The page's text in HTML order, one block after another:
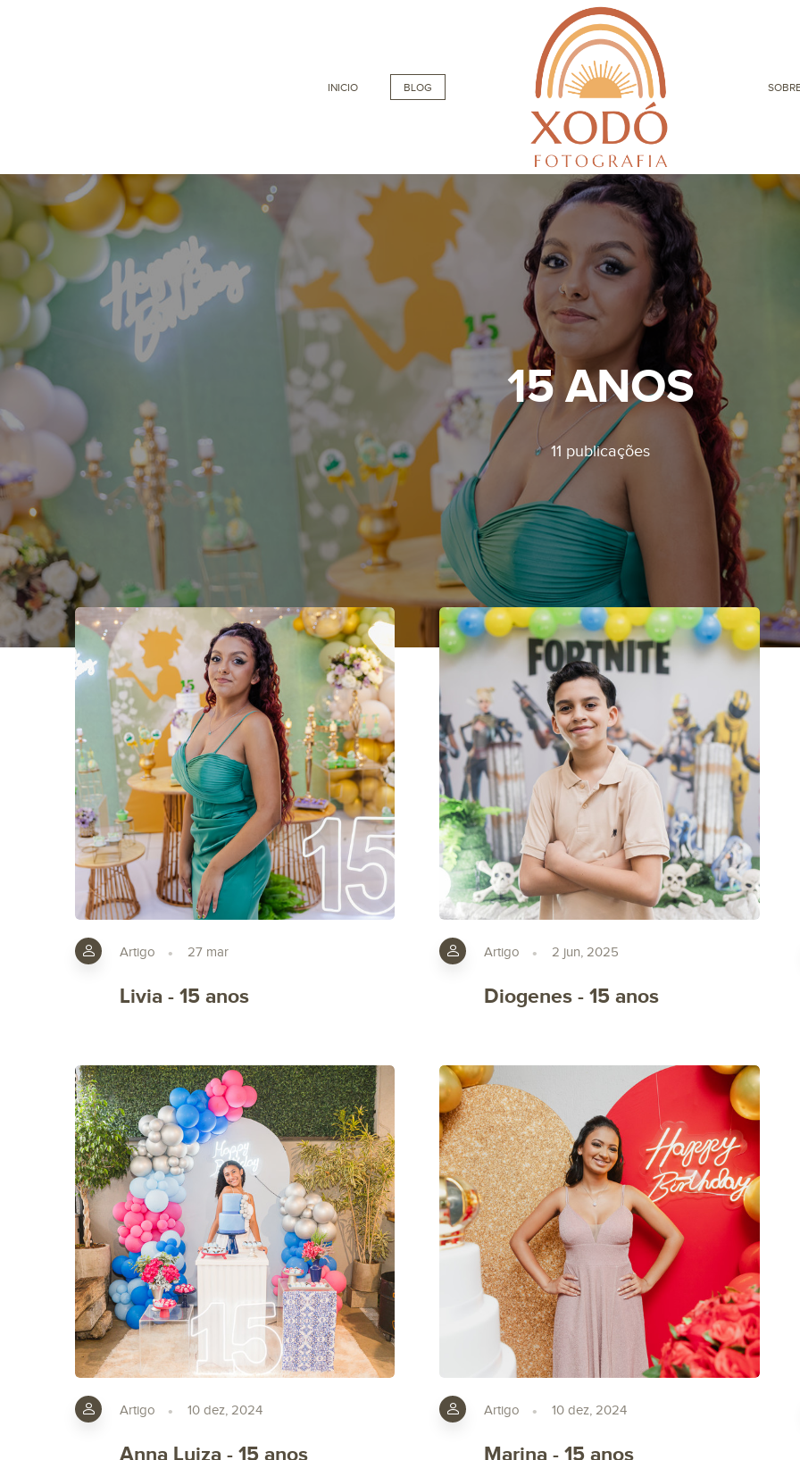
INICIO BLOG
15 ANOS
11 publicações
Artigo 27 mar
Livia - 15 anos
Artigo 2 jun, 2025
Diogenes - 15 anos
Artigo 10 dez, 2024
Anna Luiza - 15 anos
Artigo 10 dez, 2024
Marina - 15 anos